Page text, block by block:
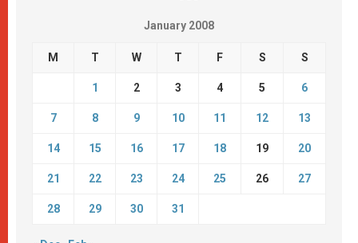
January 2008
M T W T F S S
1 2 3 4 5 6
7 8 9 10 11 12 13
14 15 16 17 18 19 20
21 22 23 24 25 26 27
28 29 30 31